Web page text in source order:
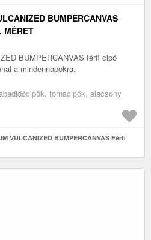
BUMPERCANVAS
MÉRET
BUMPERCANVAS férfi cipő
a mindennapokra.
tornacipők, alacsony
VULCANIZED BUMPERCANVAS Férfi